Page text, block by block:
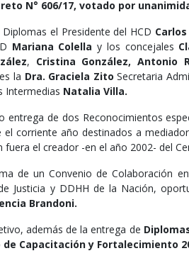
N° 606/17, votado por
el Presidente del HCD
Mariana Colella y los concejales
, Cristina González, Antonio
la Dra. Graciela ZitoSecretaria
Intermedias Natalia Villa.
entrega de dos Reconocimientos
corriente año destinados a
fuera el creador -en el año 2002- del
de un Convenio de Colaboración
Justicia y DDHH de la Nación,
Brandoni.
además de la entrega de
de Capacitación y Fortalecimiento